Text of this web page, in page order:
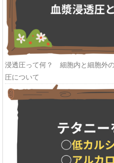
浸透圧って何？ 細胞内と細胞外
圧について